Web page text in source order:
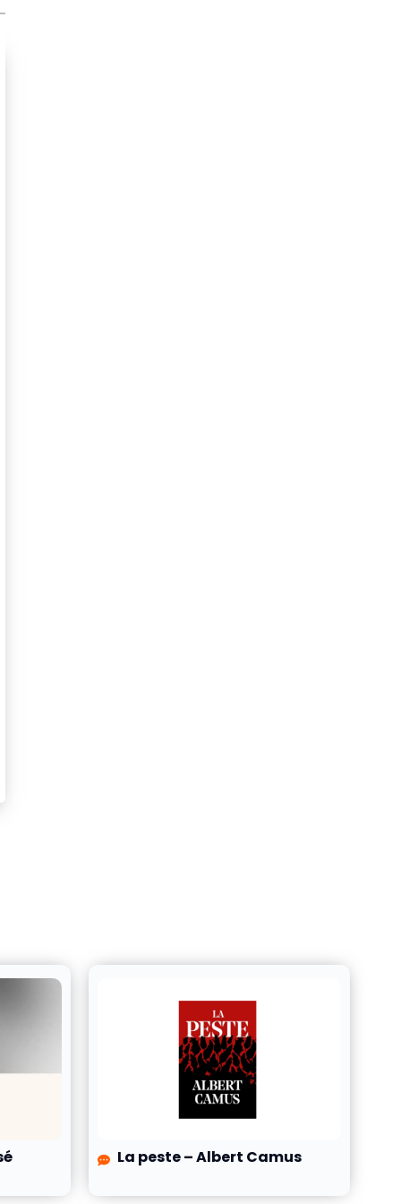
La peste – Albert Camus